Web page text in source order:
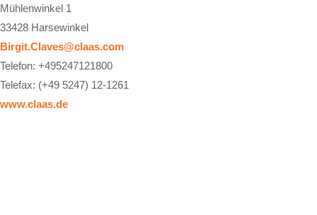
Mühlenwinkel 1
33428 Harsewinkel
Birgit.Claves@claas.com
Telefon: +495247121800
Telefax: (+49 5247) 12-1261
www.claas.de